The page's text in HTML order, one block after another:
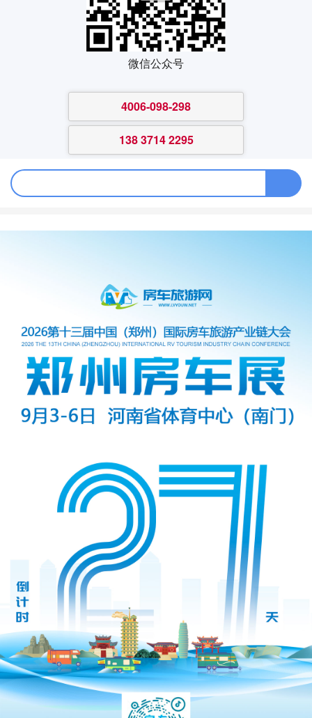
微信公众号
4006-098-298
138 3714 2295